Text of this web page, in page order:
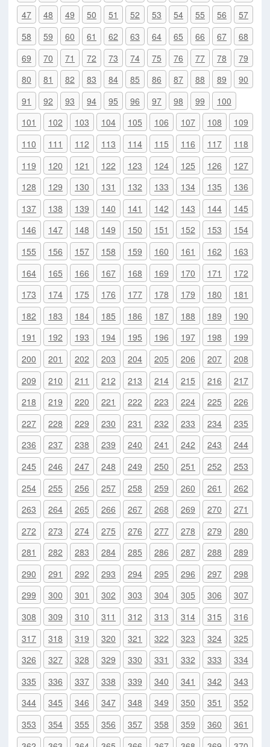
47
48 49 50 51 52 53 54 55 56
57
58
59 60 61 62 63 64 65 66 67
68
69
70 71 72 73 74 75 76 77 78
79
80
81 82 83 84 85 86 87 88 89
90
91
92 93 94 95 96 97 98 99
100
101
102 103 104 105 106 107 108
109
110
111 112 113 114 115 116 117
118
119
120 121 122 123 124 125 126
127
128
129 130 131 132 133 134 135
136
137
138 139 140 141 142 143 144
145
146
147 148 149 150 151 152 153
154
155
156 157 158 159 160 161 162
163
164
165 166 167 168 169 170 171
172
173
174 175 176 177 178 179 180
181
182
183 184 185 186 187 188 189
190
191
192 193 194 195 196 197 198
199
200
201 202 203 204 205 206 207
208
209
210 211 212 213 214 215 216
217
218
219 220 221 222 223 224 225
226
227
228 229 230 231 232 233 234
235
236
237 238 239 240 241 242 243
244
245
246 247 248 249 250 251 252
253
254
255 256 257 258 259 260 261
262
263
264 265 266 267 268 269 270
271
272
273 274 275 276 277 278 279
280
281
282 283 284 285 286 287 288
289
290
291 292 293 294 295 296 297
298
299
300 301 302 303 304 305 306
307
308
309 310 311 312 313 314 315
316
317
318 319 320 321 322 323 324
325
326
327 328 329 330 331 332 333
334
335
336 337 338 339 340 341 342
343
344
345 346 347 348 349 350 351
352
353
354 355 356 357 358 359 360
361